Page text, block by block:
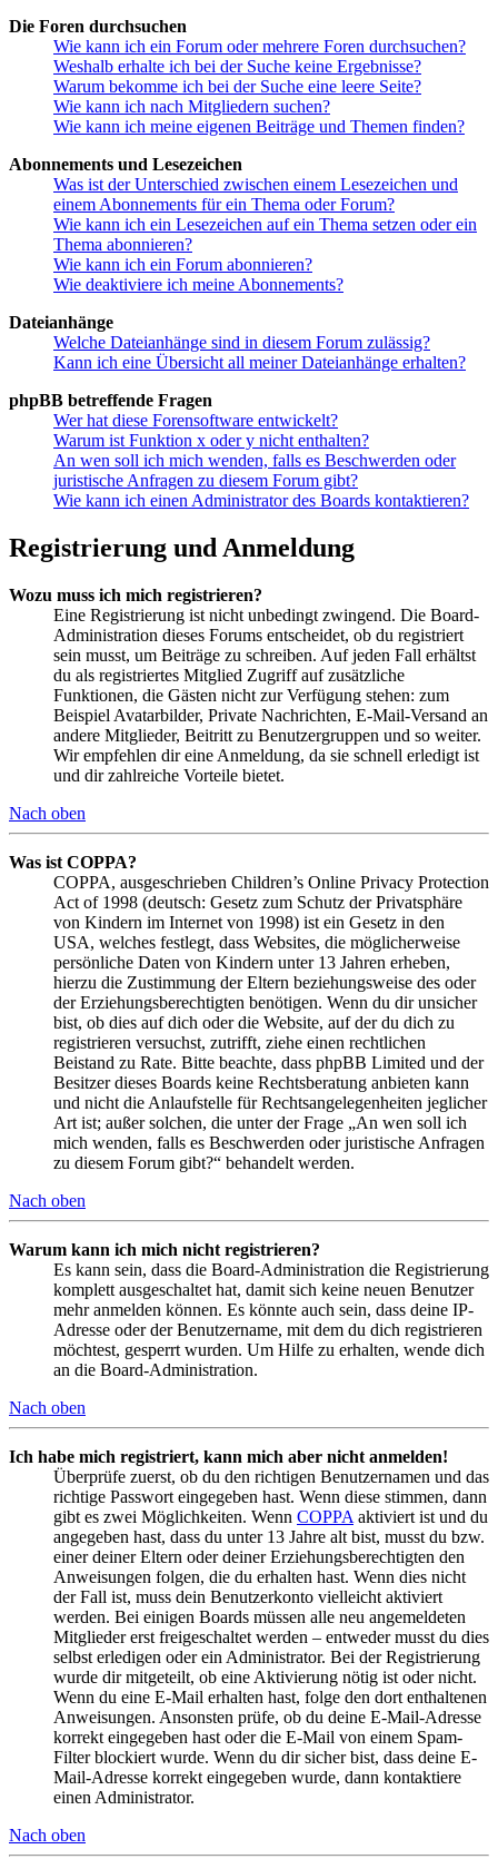
Die Foren durchsuchen
Wie kann ich ein Forum oder mehrere Foren durchsuchen?
Weshalb erhalte ich bei der Suche keine Ergebnisse?
Warum bekomme ich bei der Suche eine leere Seite?
Wie kann ich nach Mitgliedern suchen?
Wie kann ich meine eigenen Beiträge und Themen finden?
Abonnements und Lesezeichen
Was ist der Unterschied zwischen einem Lesezeichen und
einem Abonnements für ein Thema oder Forum?
Wie kann ich ein Lesezeichen auf ein Thema setzen oder ein
Thema abonnieren?
Wie kann ich ein Forum abonnieren?
Wie deaktiviere ich meine Abonnements?
Dateianhänge
Welche Dateianhänge sind in diesem Forum zulässig?
Kann ich eine Übersicht all meiner Dateianhänge erhalten?
phpBB betreffende Fragen
Wer hat diese Forensoftware entwickelt?
Warum ist Funktion x oder y nicht enthalten?
An wen soll ich mich wenden, falls es Beschwerden oder
juristische Anfragen zu diesem Forum gibt?
Wie kann ich einen Administrator des Boards kontaktieren?
Registrierung und Anmeldung
Wozu muss ich mich registrieren?
Eine Registrierung ist nicht unbedingt zwingend. Die Board-
Administration dieses Forums entscheidet, ob du registriert
sein musst, um Beiträge zu schreiben. Auf jeden Fall erhältst
du als registriertes Mitglied Zugriff auf zusätzliche
Funktionen, die Gästen nicht zur Verfügung stehen: zum
Beispiel Avatarbilder, Private Nachrichten, E-Mail-Versand an
andere Mitglieder, Beitritt zu Benutzergruppen und so weiter.
Wir empfehlen dir eine Anmeldung, da sie schnell erledigt ist
und dir zahlreiche Vorteile bietet.
Nach oben
Was ist COPPA?
COPPA, ausgeschrieben Children’s Online Privacy Protection
Act of 1998 (deutsch: Gesetz zum Schutz der Privatsphäre
von Kindern im Internet von 1998) ist ein Gesetz in den
USA, welches festlegt, dass Websites, die möglicherweise
persönliche Daten von Kindern unter 13 Jahren erheben,
hierzu die Zustimmung der Eltern beziehungsweise des oder
der Erziehungsberechtigten benötigen. Wenn du dir unsicher
bist, ob dies auf dich oder die Website, auf der du dich zu
registrieren versuchst, zutrifft, ziehe einen rechtlichen
Beistand zu Rate. Bitte beachte, dass phpBB Limited und der
Besitzer dieses Boards keine Rechtsberatung anbieten kann
und nicht die Anlaufstelle für Rechtsangelegenheiten jeglicher
Art ist; außer solchen, die unter der Frage „An wen soll ich
mich wenden, falls es Beschwerden oder juristische Anfragen
zu diesem Forum gibt?“ behandelt werden.
Nach oben
Warum kann ich mich nicht registrieren?
Es kann sein, dass die Board-Administration die Registrierung
komplett ausgeschaltet hat, damit sich keine neuen Benutzer
mehr anmelden können. Es könnte auch sein, dass deine IP-
Adresse oder der Benutzername, mit dem du dich registrieren
möchtest, gesperrt wurden. Um Hilfe zu erhalten, wende dich
an die Board-Administration.
Nach oben
Ich habe mich registriert, kann mich aber nicht anmelden!
Überprüfe zuerst, ob du den richtigen Benutzernamen und das
richtige Passwort eingegeben hast. Wenn diese stimmen, dann
gibt es zwei Möglichkeiten. Wenn COPPA aktiviert ist und du
angegeben hast, dass du unter 13 Jahre alt bist, musst du bzw.
einer deiner Eltern oder deiner Erziehungsberechtigten den
Anweisungen folgen, die du erhalten hast. Wenn dies nicht
der Fall ist, muss dein Benutzerkonto vielleicht aktiviert
werden. Bei einigen Boards müssen alle neu angemeldeten
Mitglieder erst freigeschaltet werden – entweder musst du dies
selbst erledigen oder ein Administrator. Bei der Registrierung
wurde dir mitgeteilt, ob eine Aktivierung nötig ist oder nicht.
Wenn du eine E-Mail erhalten hast, folge den dort enthaltenen
Anweisungen. Ansonsten prüfe, ob du deine E-Mail-Adresse
korrekt eingegeben hast oder die E-Mail von einem Spam-
Filter blockiert wurde. Wenn du dir sicher bist, dass deine E-
Mail-Adresse korrekt eingegeben wurde, dann kontaktiere
einen Administrator.
Nach oben